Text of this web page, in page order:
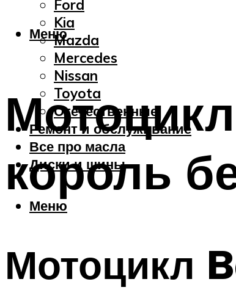
Ford
Kia
Mazda
Mercedes
Nissan
Toyota
Отечественные
Ремонт и обслуживание
Все про масла
Диски и шины
Меню
Меню
король
Мотоцикл